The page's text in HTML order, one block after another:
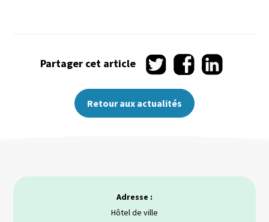
Partager cet article
Partager
sur
Twitter
Partager
sur
Facebook
Partager
sur
Retour aux actualités
Adresse :
Hôtel de ville